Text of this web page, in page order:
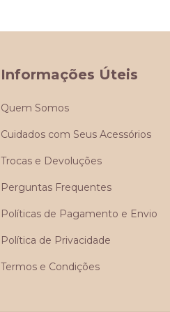
Informações Úteis
Quem Somos
Cuidados com Seus Acessórios
Trocas e Devoluções
Perguntas Frequentes
Políticas de Pagamento e Envio
Política de Privacidade
Termos e Condições